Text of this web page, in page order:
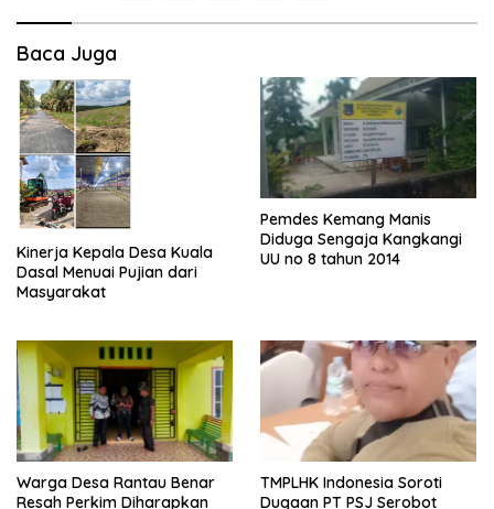
Baca Juga
Kinerja Kepala Desa Kuala
Dasal Menuai Pujian dari
Masyarakat
Pemdes Kemang Manis
Diduga Sengaja Kangkangi
UU no 8 tahun 2014
Warga Desa Rantau Benar
Resah Perkim Diharapkan
TMPLHK Indonesia Soroti
Dugaan PT PSJ Serobot